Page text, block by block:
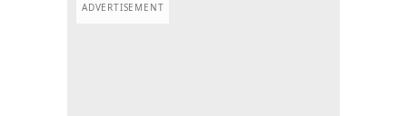
ADVERTISEMENT